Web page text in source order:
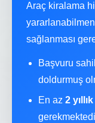
Araç kiralama
sağlanması
Başvuru
doldurmuş
En az 2